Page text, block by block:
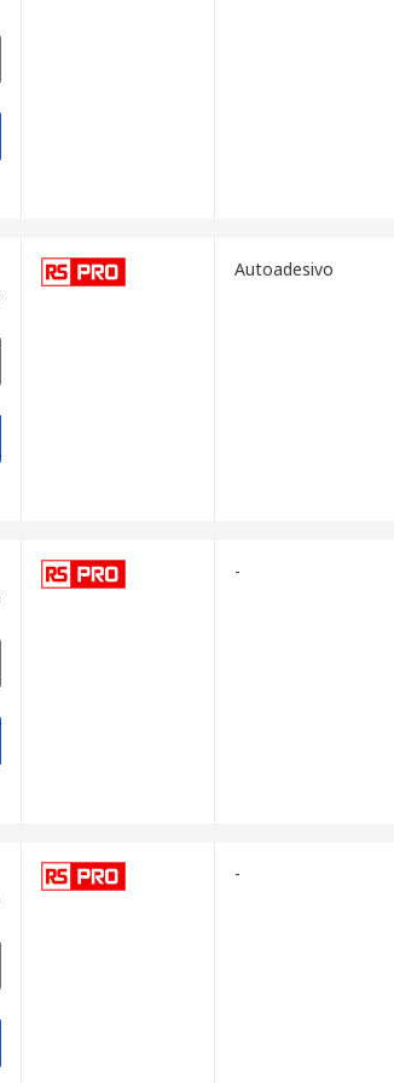
resistenza e
di sinistra per
ai più grandi,
che variano
Elektronik,
Autoadesivo
-
-